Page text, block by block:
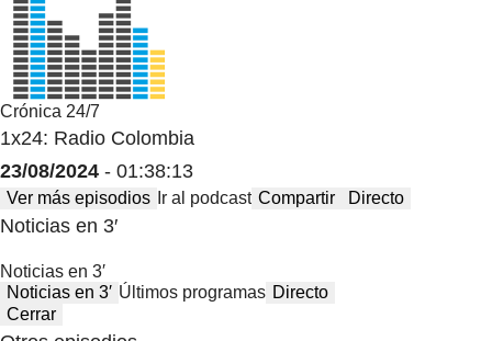
Crónica 24/7
1x24: Radio Colombia
23/08/2024 - 01:38:13
Ver más episodios Ir al podcast Compartir Directo
Noticias en 3′
Noticias en 3′
Noticias en 3′ Últimos programas Directo
Cerrar